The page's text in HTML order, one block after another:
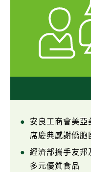
安良工商會美亞
席慶典感謝僑胞
經濟部攜手友邦
多元優質食品